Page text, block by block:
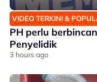
VIDEO TERKINI &
PH perlu
Penyelidik
3 hours ago